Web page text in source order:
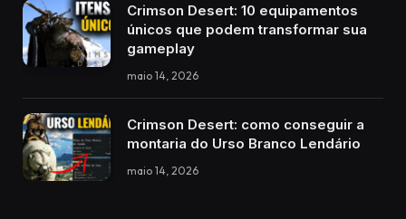
Crimson Desert: 10 equipamentos
únicos que podem transformar sua
gameplay
maio 14, 2026
Crimson Desert: como conseguir a
montaria do Urso Branco Lendário
maio 14, 2026